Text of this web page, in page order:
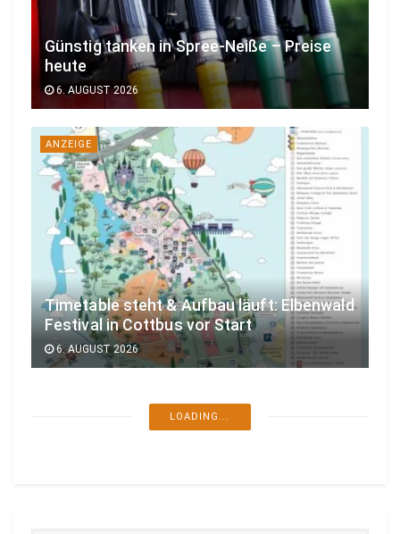
Günstig tanken in Spree-Neiße – Preise
heute
6. AUGUST 2026
ANZEIGE
Timetable steht & Aufbau läuft: Elbenwald
Festival in Cottbus vor Start
6. AUGUST 2026
LOADING...